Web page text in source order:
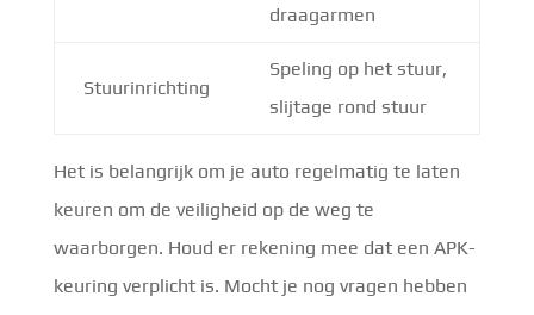
draagarmen
Stuurinrichting
Speling op het stuur,
slijtage rond stuur
Het is belangrijk om je auto regelmatig te laten
keuren om de veiligheid op de weg te
waarborgen. Houd er rekening mee dat een APK-
keuring verplicht is. Mocht je nog vragen hebben